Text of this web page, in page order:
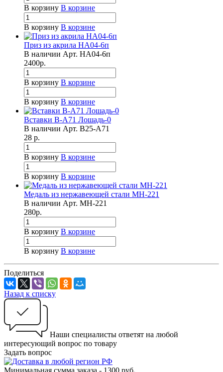
В корзину В корзине
В корзину В корзине
Приз из акрила НА04-6п
В наличии Арт. НА04-6п
2400р.
В корзину В корзине
В корзину В корзине
Вставки B-A71 Лошадь-0
В наличии Арт. B25-A71
28 р.
В корзину В корзине
В корзину В корзине
Медаль из нержавеющей стали МН-221
В наличии Арт. МН-221
280р.
В корзину В корзине
В корзину В корзине
Поделиться
Назад к списку
Наши специалисты ответят на любой
интересующий вопрос по товару
Задать вопрос
Минимальная сумма заказа - 1300 руб.